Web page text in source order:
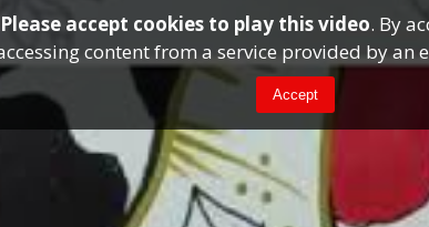
Please accept cookies to play this video. By
content from a service provided by an
Accept